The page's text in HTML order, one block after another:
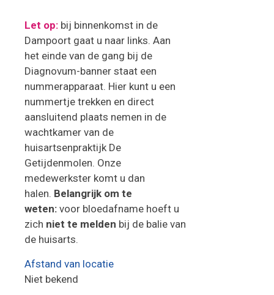
Let op: bij binnenkomst in de
Dampoort gaat u naar links. Aan
het einde van de gang bij de
Diagnovum-banner staat een
nummerapparaat. Hier kunt u een
nummertje trekken en direct
aansluitend plaats nemen in de
wachtkamer van de
huisartsenpraktijk De
Getijdenmolen. Onze
medewerkster komt u dan
halen. Belangrijk om te
weten: voor bloedafname hoeft u
zich niet te melden bij de balie van
de huisarts.
Afstand van locatie
Niet bekend